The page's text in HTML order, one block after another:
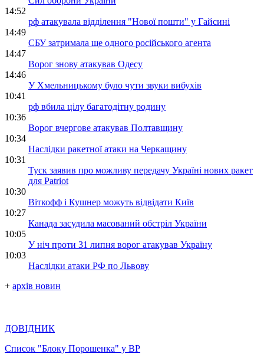
14:52
рф атакувала відділення "Нової пошти" у Гайсині
14:49
СБУ затримала ще одного російського агента
14:47
Ворог знову атакував Одесу
14:46
У Хмельницькому було чути звуки вибухів
10:41
рф вбила цілу багатодітну родину
10:36
Ворог вчергове атакував Полтавщину
10:34
Наслідки ракетної атаки на Черкащину
10:31
Туск заявив про можливу передачу Україні нових ракет
для Patriot
10:30
Віткофф і Кушнер можуть відвідати Київ
10:27
Канада засудила масований обстріл України
10:05
У ніч проти 31 липня ворог атакував Україну
10:03
Наслідки атаки РФ по Львову
+ архів новин
ДОВІДНИК
Список "Блоку Порошенка" у ВР